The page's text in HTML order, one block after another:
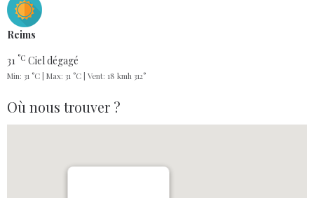
Reims
31 °C Ciel dégagé
Min: 31 °C | Max: 31 °C | Vent: 18 kmh 312°
Où nous trouver ?